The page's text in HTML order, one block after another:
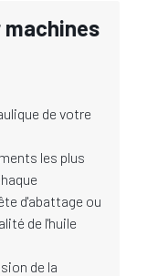
machines
de votre
les plus
d'abattage ou
de l'huile
de la